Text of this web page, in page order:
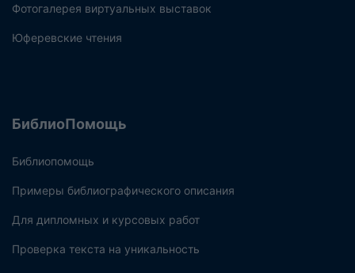
Фотогалерея виртуальных выставок
Юферевские чтения
БиблиоПомощь
Библиопомощь
Примеры библиографического описания
Для дипломных и курсовых работ
Проверка текста на уникальность